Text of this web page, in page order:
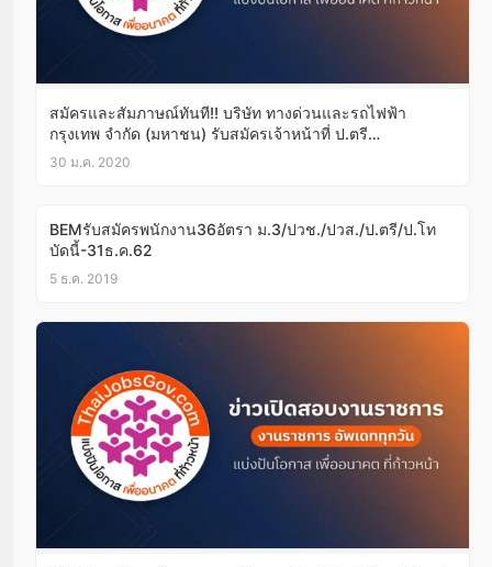
สมัครและสัมภาษณ์ทันที!! บริษัท ทางด่วนและรถไฟฟ้า
กรุงเทพ จำกัด (มหาชน) รับสมัครเจ้าหน้าที่ ป.ตรี
บัดนี้-14ก.พ.63
30 ม.ค. 2020
BEMรับสมัครพนักงาน36อัตรา ม.3/ปวช./ปวส./ป.ตรี/ป.โท
บัดนี้-31ธ.ค.62
5 ธ.ค. 2019